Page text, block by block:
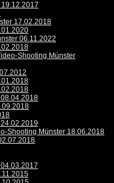
17.02.2018
06.11.2022
Shooting Münster
Shooting Münster 18.06.2018